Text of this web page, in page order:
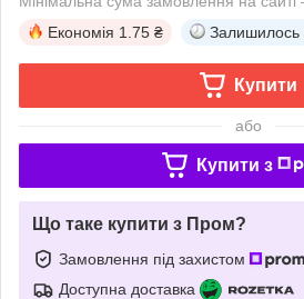
Економія 1.75 ₴ Залишилось
Купити
або
Купити з
Що таке купити з Пром?
Замовлення під захистом
Доступна доставка